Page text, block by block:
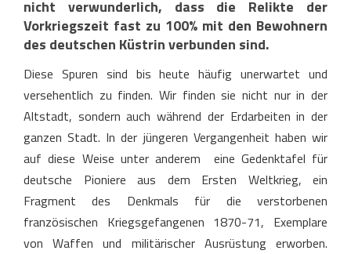
nicht verwunderlich, dass die Relikte der
Vorkriegszeit fast zu 100% mit den Bewohnern
des deutschen Küstrin verbunden sind.
Diese Spuren sind bis heute häufig unerwartet und
versehentlich zu finden. Wir finden sie nicht nur in der
Altstadt, sondern auch während der Erdarbeiten in der
ganzen Stadt. In der jüngeren Vergangenheit haben wir
auf diese Weise unter anderem eine Gedenktafel für
deutsche Pioniere aus dem Ersten Weltkrieg, ein
Fragment des Denkmals für die verstorbenen
französischen Kriegsgefangenen 1870-71, Exemplare
von Waffen und militärischer Ausrüstung erworben.